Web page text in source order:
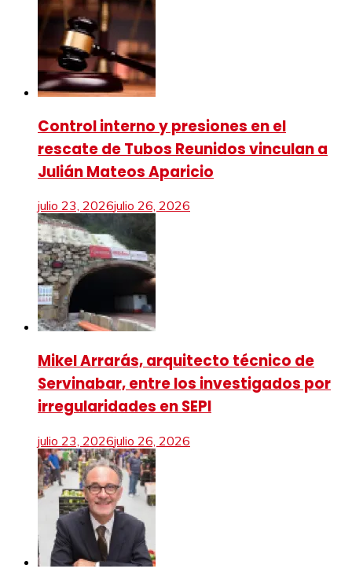
Control interno y presiones en el
rescate de Tubos Reunidos vinculan a
Julián Mateos Aparicio
julio 23, 2026julio 26, 2026
Mikel Arrarás, arquitecto técnico de
Servinabar, entre los investigados por
irregularidades en SEPI
julio 23, 2026julio 26, 2026